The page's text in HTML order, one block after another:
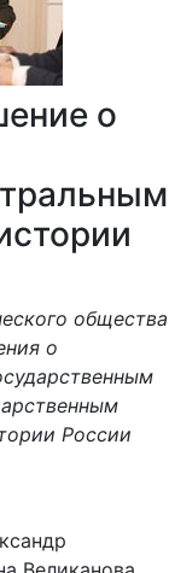
о
общества
о
России